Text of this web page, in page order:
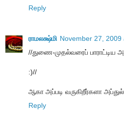
Reply
ராமலக்ஷ்மி November 27, 2009
//துணை-முதல்வரைப் பாராட்டிய
:)//
ஆகா அப்படி வருகிறீர்களா
Reply